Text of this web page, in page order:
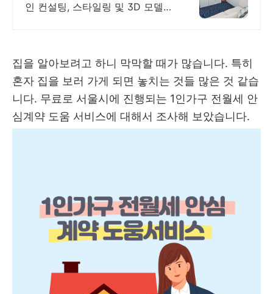
인 컨설팅, 스타일링 및 3D 모델
집을 알아보려고 하니 막막할 때가 많습니다. 특히
혼자 집을 보러 가게 되면 놓치는 것들 많은 것 같습
니다. 무료로 서울시에 진행되는 1인가구 전월세 안
심계약 도움 서비스에 대해서 조사해 보았습니다.